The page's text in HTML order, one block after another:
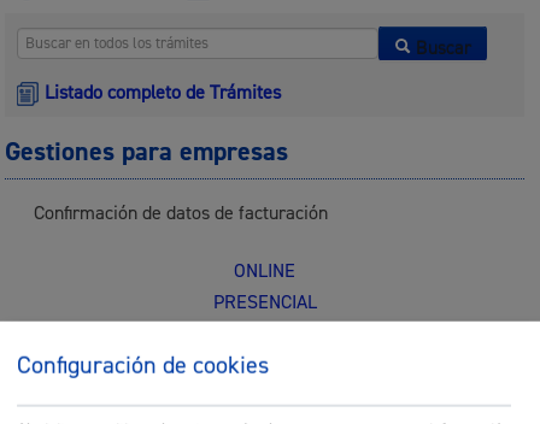
Buscar
Listado completo de Trámites
Gestiones para empresas
Confirmación de datos de facturación
ONLINE
PRESENCIAL
MÁQUINA
Configuración de cookies